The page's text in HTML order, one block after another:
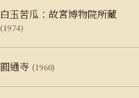
白玉苦瓜：故宮博物院所藏
(1974)
圓通寺 (1960)